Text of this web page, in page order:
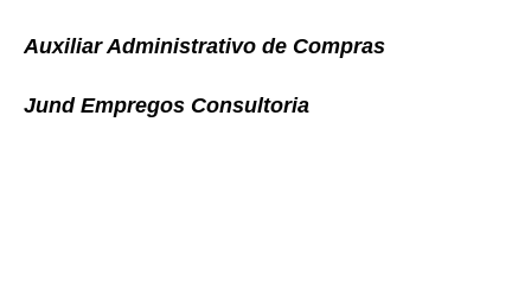
Auxiliar Administrativo de Compras
Jund Empregos Consultoria